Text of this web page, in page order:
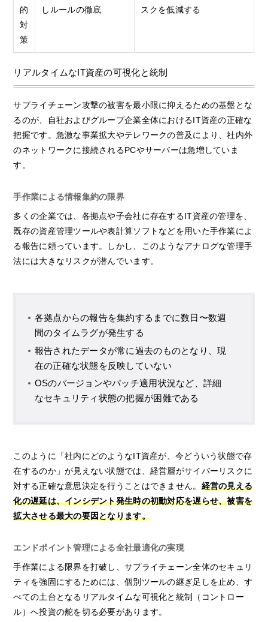
的
対
策
しルールの徹底
スクを低減する
リアルタイムなIT資産の可視化と統制
サプライチェーン攻撃の被害を最小限に抑えるための基盤とな
るのが、自社およびグループ企業全体におけるIT資産の正確な
把握です。急激な事業拡大やテレワークの普及により、社内外
のネットワークに接続されるPCやサーバーは急増していま
す。
手作業による情報集約の限界
多くの企業では、各拠点や子会社に存在するIT資産の管理を、
既存の資産管理ツールや表計算ソフトなどを用いた手作業によ
る報告に頼っています。しかし、このようなアナログな管理手
法には大きなリスクが潜んでいます。
各拠点からの報告を集約するまでに数日〜数週
間のタイムラグが発生する
報告されたデータが常に過去のものとなり、現
在の正確な状態を反映していない
OSのバージョンやパッチ適用状況など、詳細
なセキュリティ状態の把握が困難である
このように「社内にどのようなIT資産が、今どういう状態で存
在するのか」が見えない状態では、経営層がサイバーリスクに
対する正確な意思決定を行うことはできません。 経営の見える
化の遅延は、インシデント発生時の初動対応を遅らせ、被害を
拡大させる最大の要因となります。
エンドポイント管理による全社最適化の実現
手作業による限界を打破し、サプライチェーン全体のセキュリ
ティを強固にするためには、個別ツールの継ぎ足しを止め、す
べての土台となるリアルタイムな可視化と統制（コントロー
ル）へ投資の舵を切る必要があります。